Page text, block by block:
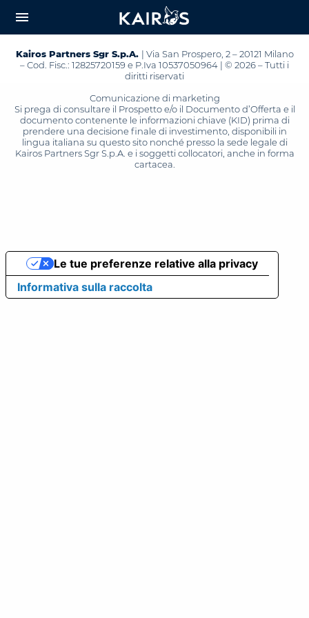
CONTENT
menu
Kairos Partners Sgr S.p.A. | Via San Prospero, 2 – 20121 Milano
– Cod. Fisc.: 12825720159 e P.Iva 10537050964 | © 2026 – Tutti i
diritti riservati
Comunicazione di marketing
Si prega di consultare il Prospetto e/o il Documento d’Offerta e il
documento contenente le informazioni chiave (KID) prima di
prendere una decisione finale di investimento, disponibili in
lingua italiana su questo sito nonché presso la sede legale di
Kairos Partners Sgr S.p.A. e i soggetti collocatori, anche in forma
cartacea.
Informativa sulla raccolta
Le tue preferenze relative alla privacy